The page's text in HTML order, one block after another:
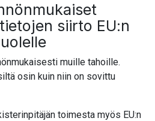
siirto EU:n
muille tahoille.
osin kuin niin on sovittu
toimesta myös EU:n